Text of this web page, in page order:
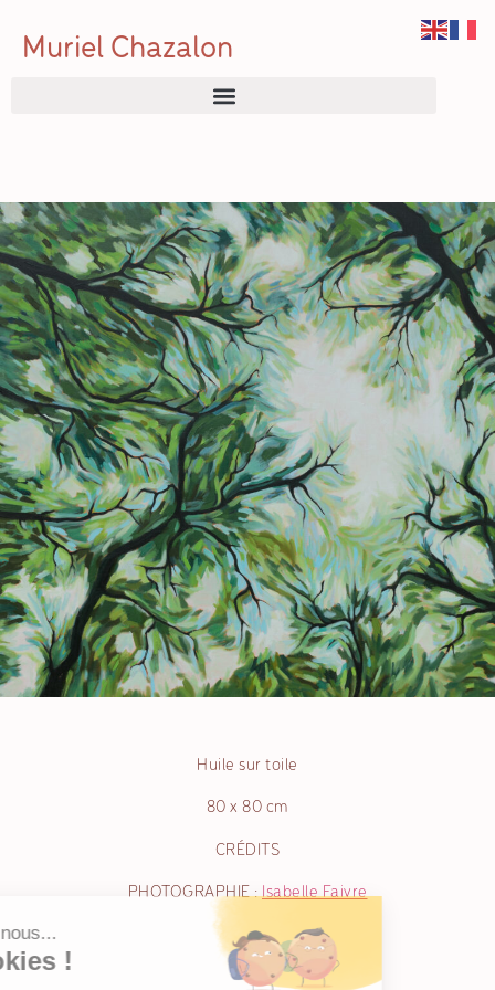
Muriel Chazalon
Huile sur toile
80 x 80 cm
CRÉDITS
PHOTOGRAPHIE :Isabelle Faivre